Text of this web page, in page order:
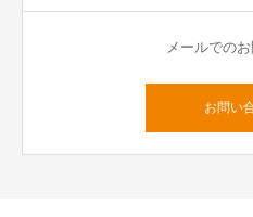
メールでの
お問い